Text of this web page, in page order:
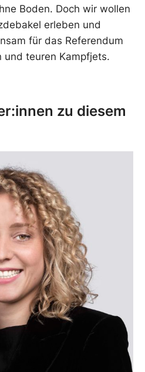
Boden. Doch wir wollen
erleben und
für das Referendum
und teuren Kampfjets.
zu diesem